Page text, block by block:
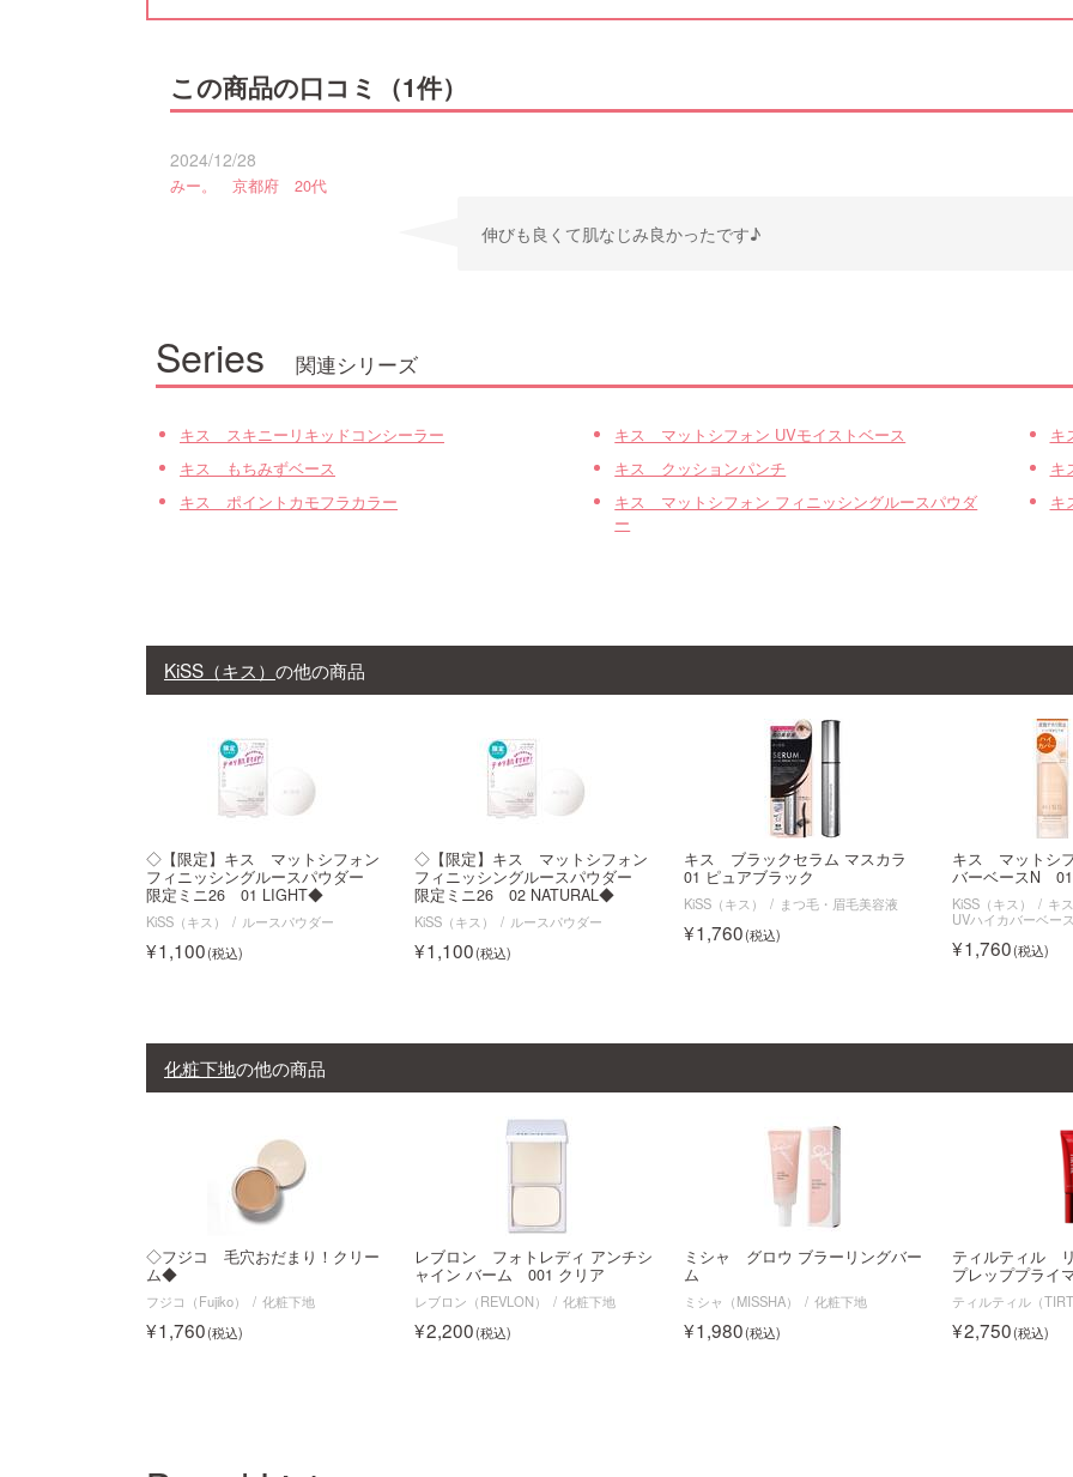
この商品の口コミ（1件）
2024/12/28
みー。 京都府 20代
伸びも良くて肌なじみ良かったです♪
Series 関連シリーズ
キス スキニーリキッドコンシーラー キス マットシフォン UVモイストベース
キ
キス もちみずベース
キス クッションパンチ
キ
キス ポイントカモフラカラー
キス マットシフォン フィニッシングルースパウダ
ー
キ
KiSS（キス） の他の商品
◇【限定】キス マットシフォン
フィニッシングルースパウダー
限定ミニ26 01 LIGHT◆
KiSS（キス） ルースパウダー
1,100
◇【限定】キス マットシフォン
フィニッシングルースパウダー
限定ミニ26 02 NATURAL◆
KiSS（キス） ルースパウダー
1,100
キス ブラックセラム マスカラ
01 ピュアブラック
KiSS（キス） まつ毛・眉毛美容液
1,760
キス マットシ
バーベースN
KiSS（キス）
キ
UVハイカバーベー
1,760
化粧下地の他の商品
◇フジコ 毛穴おだまり！クリー
ム◆
フジコ（Fujiko） 化粧下地
1,760
レブロン フォトレディ アンチシ
ャイン バーム 001 クリア
レブロン（REVLON） 化粧下地
2,200
ミシャ グロウ ブラーリングバー
ム
ミシャ（MISSHA） 化粧下地
1,980
ティルティル
プレッププライ
ティルティル（
2,750